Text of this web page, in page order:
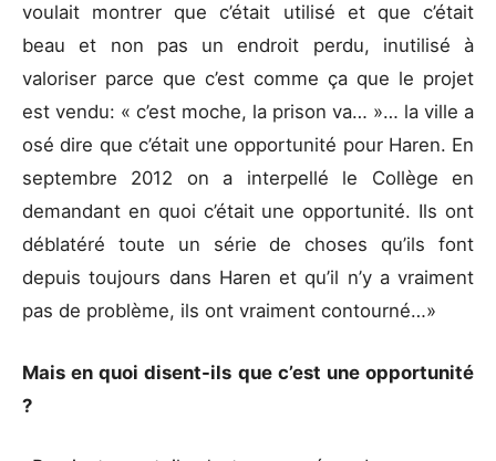
voulait montrer que c’était utilisé et que c’était
beau et non pas un endroit perdu, inutilisé à
valoriser parce que c’est comme ça que le projet
est vendu: « c’est moche, la prison va… »… la ville a
osé dire que c’était une opportunité pour Haren. En
septembre 2012 on a interpellé le Collège en
demandant en quoi c’était une opportunité. Ils ont
déblatéré toute un série de choses qu’ils font
depuis toujours dans Haren et qu’il n’y a vraiment
pas de problème, ils ont vraiment contourné…»
Mais en quoi disent-ils que c’est une opportunité
?